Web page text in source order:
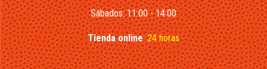
Sábados: 11:00 - 14:00
Tienda online:24 horas